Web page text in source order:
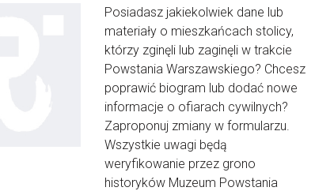
Posiadasz jakiekolwiek dane lub
materiały o mieszkańcach stolicy,
którzy zginęli lub zaginęli w trakcie
Powstania Warszawskiego? Chcesz
poprawić biogram lub dodać nowe
informacje o ofiarach cywilnych?
Zaproponuj zmiany w formularzu.
Wszystkie uwagi będą
weryfikowanie przez grono
historyków Muzeum Powstania